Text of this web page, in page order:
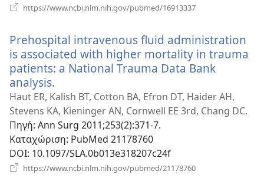
https://www.ncbi.nlm.nih.gov/pubmed/16913337
Prehospital intravenous fluid administration
is associated with higher mortality in trauma
patients: a National Trauma Data Bank
analysis.
νέο
παράθυρο)
Haut ER, Kalish BT, Cotton BA, Efron DT, Haider AH,
Stevens KA, Kieninger AN, Cornwell EE 3rd, Chang DC.
Πηγή‎: Ann Surg 2011;253(2):371-7.
Καταχώριση‎: PubMed 21178760
DOI‎: 10.1097/SLA.0b013e318207c24f
https://www.ncbi.nlm.nih.gov/pubmed/21178760